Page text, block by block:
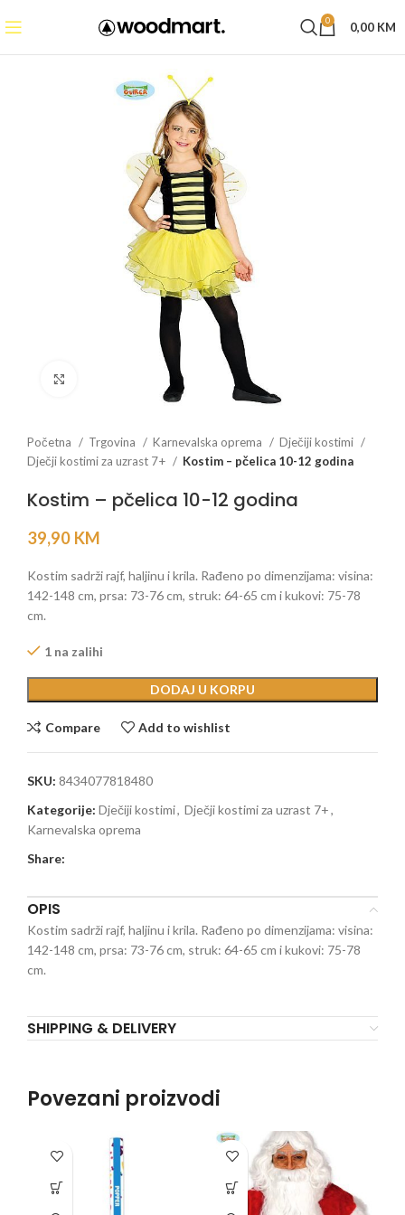
0 0,00 KM
Početna Trgovina Karnevalska oprema
Dječiji kostimi
Dječji kostimi za uzrast 7+
Kostim – pčelica 10-12 godina
Kostim – pčelica 10-12 godina
39,90 KM
Kostim sadrži rajf, haljinu i krila. Rađeno po dimenzijama: visina:
142-148 cm, prsa: 73-76 cm, struk: 64-65 cm i kukovi: 75-78
cm.
1 na zalihi
DODAJ U KORPU
Compare Add to wishlist
SKU: 8434077818480
Kategorije: Dječiji kostimi, Dječji kostimi za uzrast 7+,
Karnevalska oprema
Share:
OPIS
Kostim sadrži rajf, haljinu i krila. Rađeno po dimenzijama: visina:
142-148 cm, prsa: 73-76 cm, struk: 64-65 cm i kukovi: 75-78
cm.
SHIPPING & DELIVERY
Povezani proizvodi